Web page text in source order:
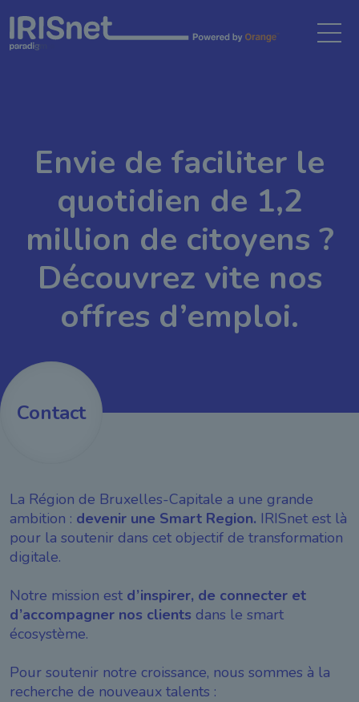
Envie de faciliter le
quotidien de 1,2
million de citoyens ?
Découvrez vite nos
offres d’emploi.
Contact
La Région de Bruxelles-Capitale a une grande
ambition : devenir une Smart Region. IRISnet est là
pour la soutenir dans cet objectif de transformation
digitale.
Notre mission est d’inspirer, de connecter et
d’accompagner nos clients dans le smart
écosystème.
Pour soutenir notre croissance, nous sommes à la
recherche de nouveaux talents :